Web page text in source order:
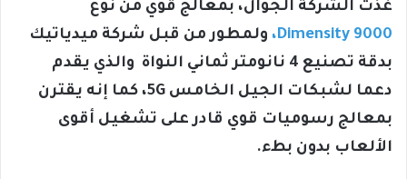
غذت الشركة الجوال، بمعالج قوي من نوع
Dimensity 9000،
ولمطور من قبل شركة ميدياتيك
بدقة تصنيع 4 نانومتر ثماني النواة والذي يقدم
دعما لشبكات الجيل الخامس 5G، كما إنه يقترن
بمعالج رسوميات قوي قادر على تشغيل أقوى
الألعاب بدون بطء.